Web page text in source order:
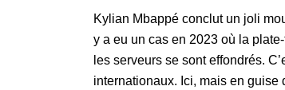
Kylian Mbappé conclut un joli
y a eu un cas en 2023 où la
les serveurs se sont effondrés.
internationaux. Ici, mais en guise